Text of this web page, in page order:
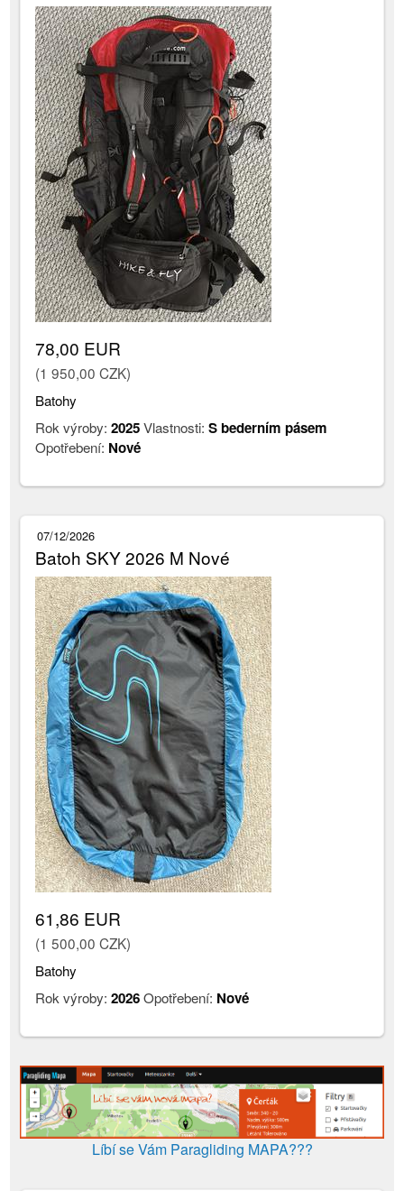
78,00 EUR
(1 950,00 CZK)
Batohy
Rok výroby:2025Vlastnosti:S bederním pásem
Opotřebení: Nové
07/12/2026
Batoh SKY 2026 M Nové
61,86 EUR
(1 500,00 CZK)
Batohy
Rok výroby:2026Opotřebení: Nové
Líbí se Vám Paragliding MAPA???